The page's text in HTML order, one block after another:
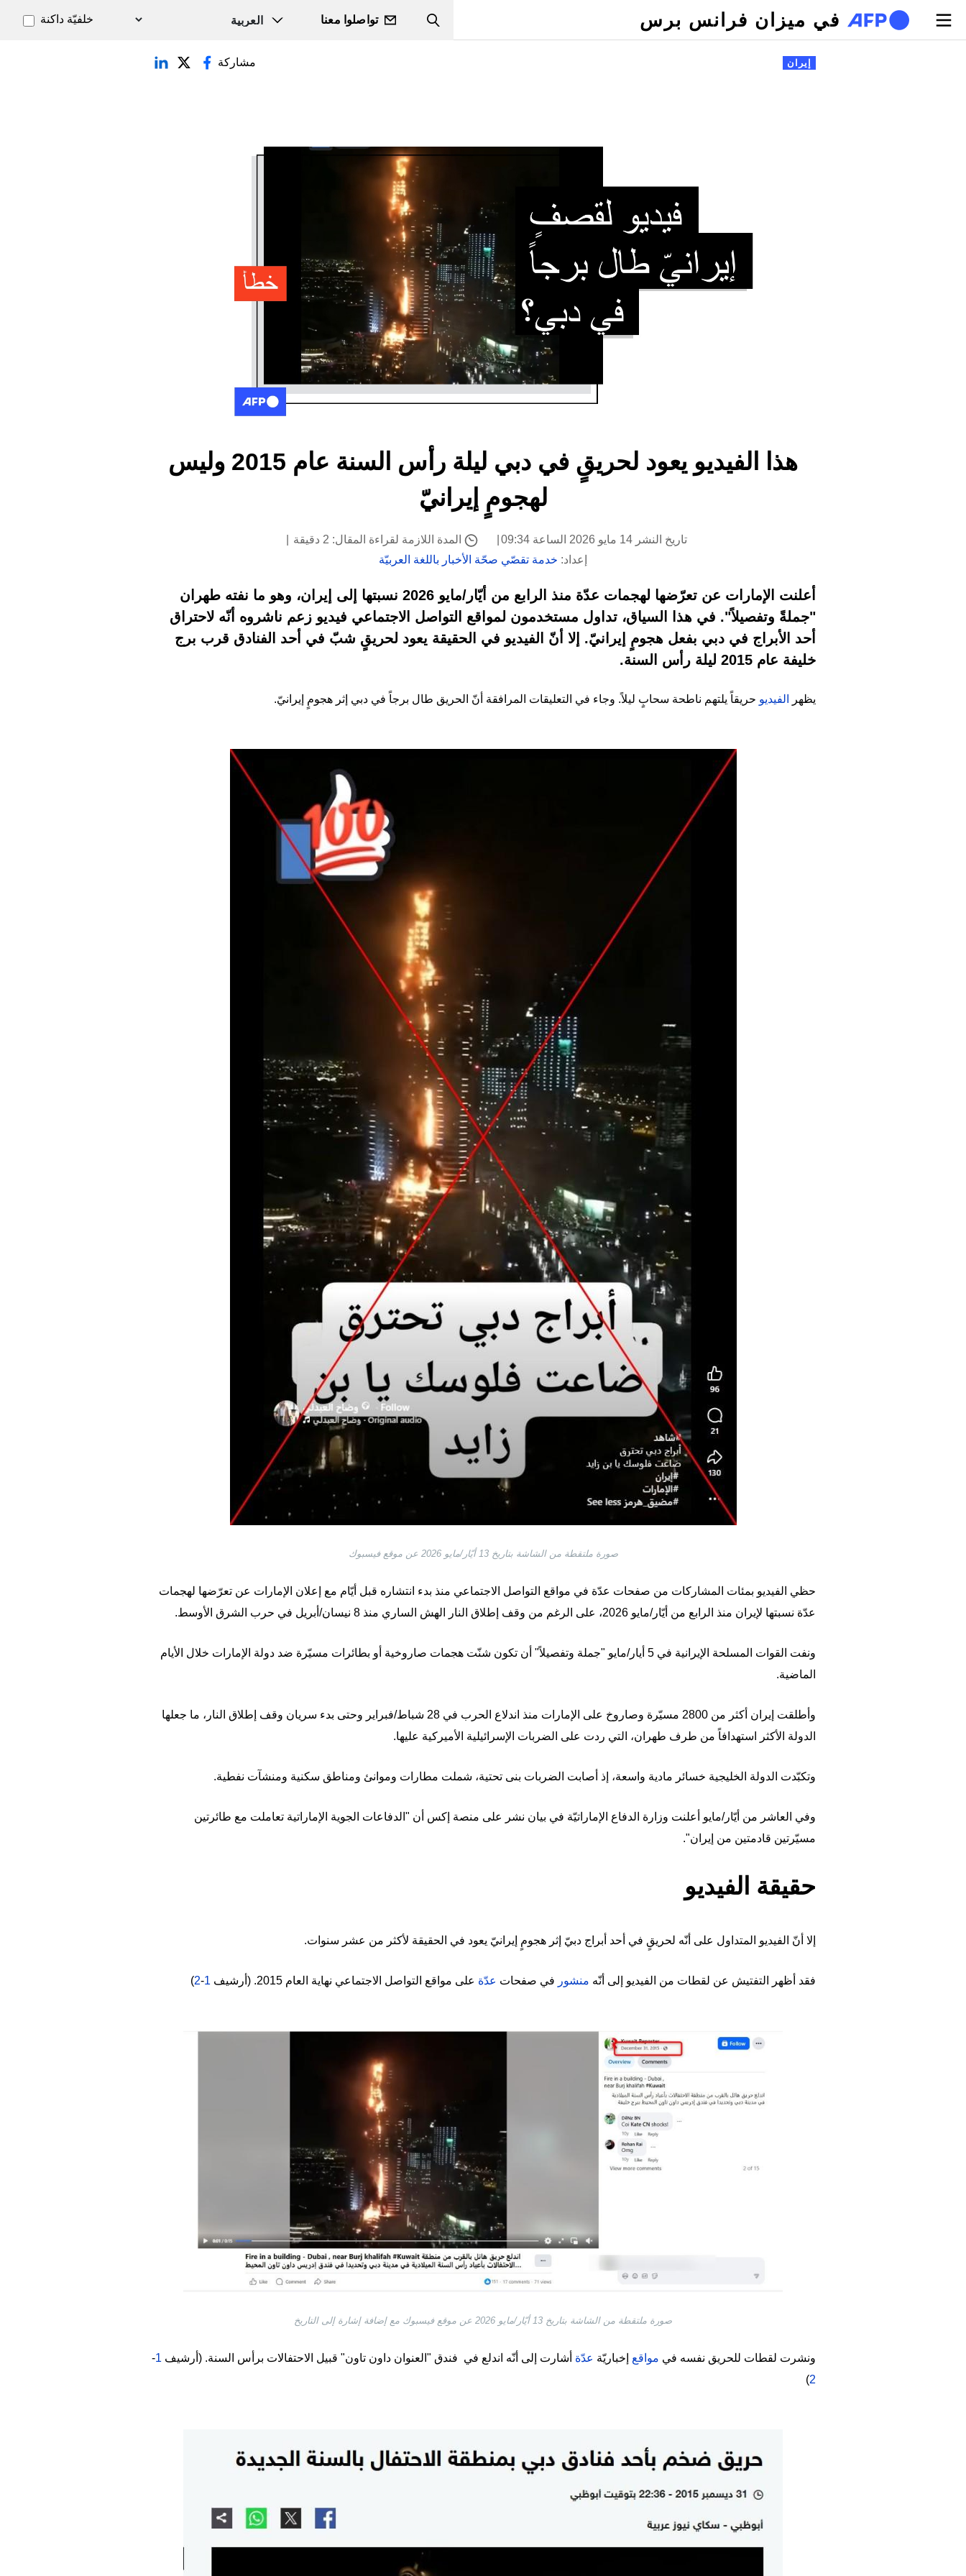
تجاوز إلى المحتوى الرئيسي
في ميزان فرانس برس Search
تواصلوا معنا خلفيّة داكنة
التبويبات الأساسية
إيران مشاركة
هذا الفيديو يعود لحريقٍ في دبي ليلة رأس السنة عام 2015 وليس
لهجومٍ إيرانيّ
تاريخ النشر 14 مايو 2026 الساعة 09:34
المدة اللازمة لقراءة المقال: 2 دقيقة
إعداد: خدمة تقصّي صحّة الأخبار باللغة العربيّة
أعلنت الإمارات عن تعرّضها لهجمات عدّة منذ الرابع من أيّار/مايو 2026 نسبتها إلى إيران، وهو ما نفته طهران
"جملةً وتفصيلاً". في هذا السياق، تداول مستخدمون لمواقع التواصل الاجتماعي فيديو زعم ناشروه أنّه لاحتراق
أحد الأبراج في دبي بفعل هجومٍ إيرانيّ. إلا أنّ الفيديو في الحقيقة يعود لحريقٍ شبّ في أحد الفنادق قرب برج
خليفة عام 2015 ليلة رأس السنة.
يظهر الفيديو حريقاً يلتهم ناطحة سحابٍ ليلاً. وجاء في التعليقات المرافقة أنّ الحريق طال برجاً في دبي إثر هجومٍ إيرانيّ.
صورة ملتقطة من الشاشة بتاريخ 13 أيّار/مايو 2026 عن موقع فيسبوك
حظي الفيديو بمئات المشاركات من صفحات عدّة في مواقع التواصل الاجتماعي منذ بدء انتشاره قبل أيّام مع إعلان الإمارات عن تعرّضها لهجمات
عدّة نسبتها لإيران منذ الرابع من أيّار/مايو 2026، على الرغم من وقف إطلاق النار الهش الساري منذ 8 نيسان/أبريل في حرب الشرق الأوسط.
ونفت القوات المسلحة الإيرانية في 5 أيار/مايو "جملة وتفصيلاً" أن تكون شنّت هجمات صاروخية أو بطائرات مسيّرة ضد دولة الإمارات خلال الأيام
الماضية.
وأطلقت إيران أكثر من 2800 مسيّرة وصاروخ على الإمارات منذ اندلاع الحرب في 28 شباط/فبراير وحتى بدء سريان وقف إطلاق النار، ما جعلها
الدولة الأكثر استهدافاً من طرف طهران، التي ردت على الضربات الإسرائيلية الأميركية عليها.
وتكبّدت الدولة الخليجية خسائر مادية واسعة، إذ أصابت الضربات بنى تحتية، شملت مطارات وموانئ ومناطق سكنية ومنشآت نفطية.
وفي العاشر من أيّار/مايو أعلنت وزارة الدفاع الإماراتيّة في بيان نشر على منصة إكس أن "الدفاعات الجوية الإماراتية تعاملت مع طائرتين
مسيّرتين قادمتين من إيران".
حقيقة الفيديو
إلا أنّ الفيديو المتداول على أنّه لحريقٍ في أحد أبراج دبيّ إثر هجومٍ إيرانيّ يعود في الحقيقة لأكثر من عشر سنوات.
فقد أظهر التفتيش عن لقطات من الفيديو إلى أنّه منشور في صفحات عدّة على مواقع التواصل الاجتماعي نهاية العام 2015. (أرشيف 1
-
2
)
صورة ملتقطة من الشاشة بتاريخ 13 أيّار/مايو 2026 عن موقع فيسبوك مع إضافة إشارة إلى التاريخ
ونشرت لقطات للحريق نفسه في مواقع إخباريّة عدّة أشارت إلى أنّه اندلع في فندق "العنوان داون تاون" قبيل الاحتفالات برأس السنة. (أرشيف 1
-
2
)